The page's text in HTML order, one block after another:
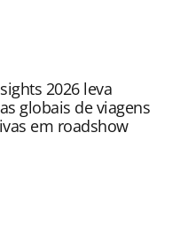
empresas/2023/12/
de-ate-r-
oferecidas na página.
Editora é
sobre direito autoral.
da PANROTAS
2026 leva
globais de viagens
em roadshow